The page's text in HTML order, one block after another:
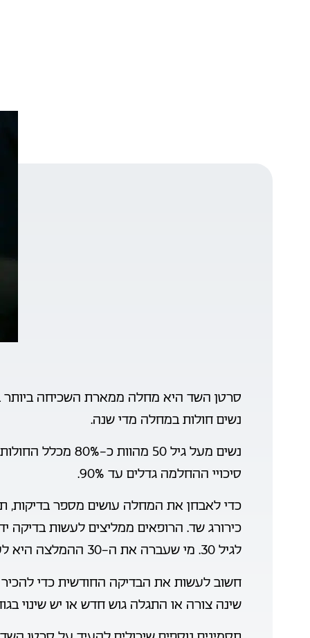
נשים חולות במחלה מדי שנה.
נשים מעל גיל 50
סיכויי ההחלמה גדלים עד 90%.
כדי לאבחן את המחלה עושים מספר בדיקות,
כירורג שד. הרופאים ממליצים לעשות
לגיל 30. מי שעברה את ה-30 ההמלצה היא לעשות בדיקה שנתית אצל כירורג.
חשוב לעשות את הבדיקה החודשית כדי
שינה צורה או התגלה גוש חדש או יש שינוי